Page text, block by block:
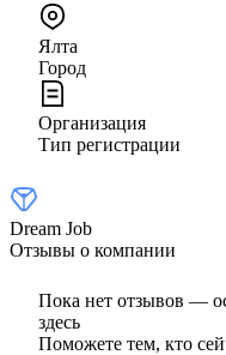
Ялта
Город
Организация
Тип регистрации
Dream Job
Отзывы о компании
Пока нет отзывов —
здесь
Поможете тем, кто